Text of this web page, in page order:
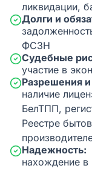
ликвидации,
Долги и
ФСЗН
Судебные
участие в
Разрешения
наличие
БелТПП,
Реестре
Надежность:
нахождение в